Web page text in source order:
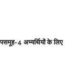
4 अभ्यर्थियों के लिए